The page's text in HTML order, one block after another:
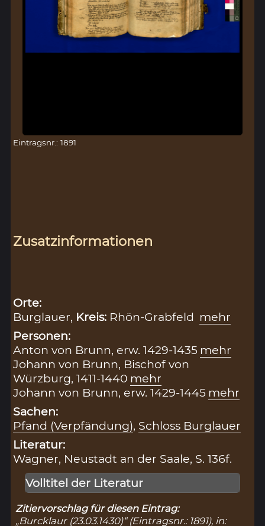
Eintragsnr.: 1891
Zusatzinformationen
Orte:
Burglauer, Kreis: Rhön-Grabfeld mehr
Personen:
Anton von Brunn, erw. 1429-1435 mehr
Johann von Brunn, Bischof von
Würzburg, 1411-1440 mehr
Johann von Brunn, erw. 1429-1445 mehr
Sachen:
Pfand (Verpfändung), Schloss Burglauer
Literatur:
Wagner, Neustadt an der Saale, S. 136f.
Volltitel der Literatur
Zitiervorschlag für diesen Eintrag:
„Burcklaur (23.03.1430)“ (Eintragsnr.: 1891), in: